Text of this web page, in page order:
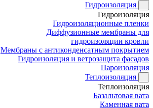
Гидроизоляция
Гидроизоляция
Гидроизоляционные пленки
Диффузионные мембраны для
гидроизоляции кровли
Мембраны с антиконденсатным покрытием
Гидроизоляция и ветрозащита фасадов
Пароизоляция
Теплоизоляция
Теплоизоляция
Базальтовая вата
Каменная вата